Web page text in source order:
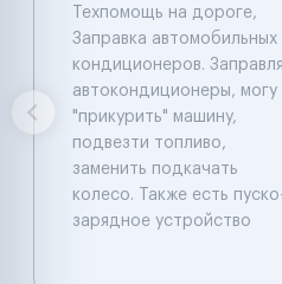
Техпомощь на дороге,
Заправка автомобильных
кондиционеров.
автокондиционеры, могу
"прикурить" машину,
подвезти топливо,
заменить подкачать
колесо. Также есть
зарядное устройство